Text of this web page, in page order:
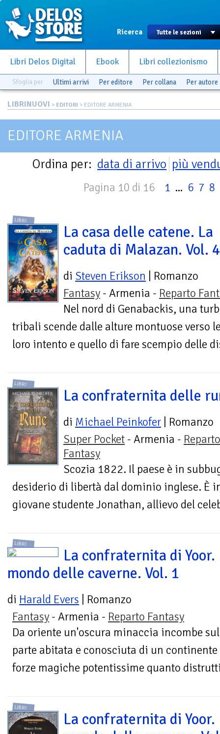
Ricerca
Libri Delos Digital Ebook Libri collezionismo
Sfoglia per Ultimi arrivi Per editore Per collana Per autore
LIBRINUOVI > EDITORI > EDITORE ARMENIA
EDITORE ARMENIA
Ordina per: data di arrivo più
Pagina 10 di 16 1 ... 6 7 8
LIBRI
La casa delle catene. La
caduta di Malazan. Vol. 4
di Steven Erikson | Romanzo
Fantasy - Armenia - Reparto
Nel nord di Genabackis, una
tribali scende dalle alture montuose verso
loro intento e quello di fare scempio delle
LIBRI
La confraternita delle
di Michael Peinkofer | Romanzo
Super Pocket - Armenia - Reparto
Fantasy
Scozia 1822. Il paese è in
desiderio di libertà dal dominio inglese. È
giovane studente Jonathan, allievo del
LIBRI
La confraternita di Yoor.
mondo delle caverne. Vol. 1
di Harald Evers | Romanzo
Fantasy - Armenia - Reparto Fantasy
Da oriente un'oscura minaccia incombe
parte abitata e conosciuta di un continente
forze magiche potentissime quanto
LIBRI
La confraternita di Yoor.